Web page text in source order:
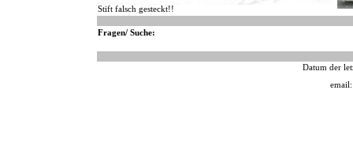
Stift falsch gesteckt!!
Fragen/ Suche:
Datum der